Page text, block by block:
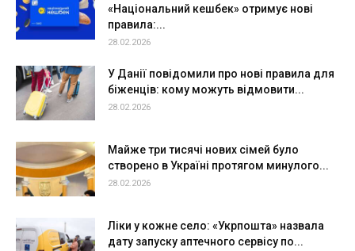
«Національний кешбек» отримує нові
правила:...
28.02.2026
У Данії повідомили про нові правила для
біженців: кому можуть відмовити...
28.02.2026
Майже три тисячі нових сімей було
створено в Україні протягом минулого...
28.02.2026
Ліки у кожне село: «Укрпошта» назвала
дату запуску аптечного сервісу по...